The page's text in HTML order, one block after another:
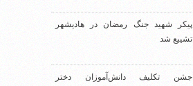
پیکر شهید جنگ رمضان در هادیشهر
تشییع شد
جشن تکلیف دانش‌آموزان دختر